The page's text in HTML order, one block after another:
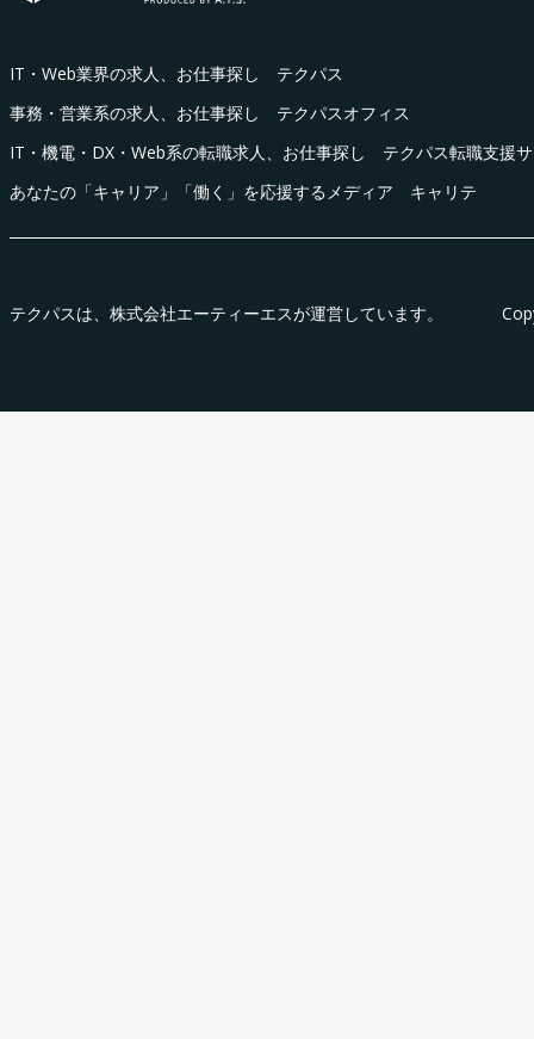
IT・Web業界の求人、お仕事探し テクパス
事務・営業系の求人、お仕事探し テクパスオフィス
IT・機電・DX・Web系の転職求人、お仕事探し テクパス転職支援
あなたの「キャリア」「働く」を応援するメディア キャリテ
テクパスは、株式会社エーティーエスが運営しています。